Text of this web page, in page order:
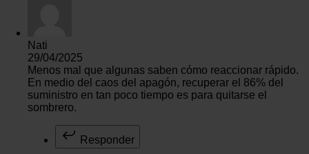
Las cookies de este sitio web se usan para personalizar
el contenido y los anuncios, ofrecer funciones de redes
sociales y analizar el tráfico. Además, compartimos
información sobre el uso que haga del sitio web con
nuestros partners de redes sociales, publicidad y análisis
web, quienes pueden combinarla con otra información
que les haya proporcionado o que hayan recopilado a
Nati
29/04/2025
Menos mal que algunas saben cómo reaccionar rápido.
En medio del caos del apagón, recuperar el 86% del
suministro en tan poco tiempo es para quitarse el
sombrero.
Responder